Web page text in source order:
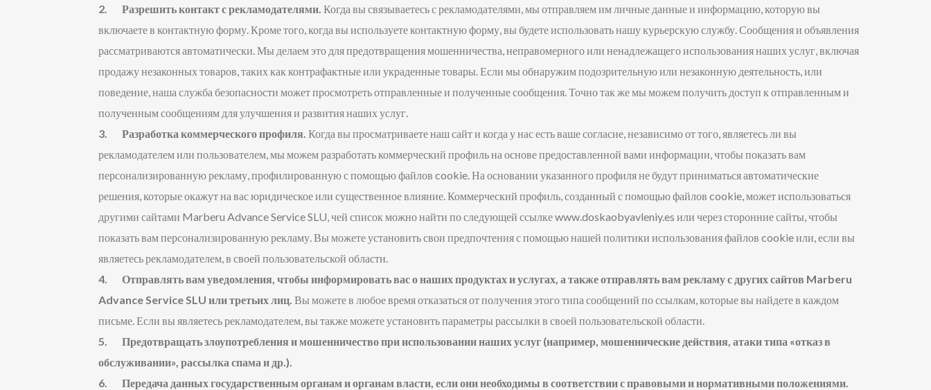
2. Разрешить контакт с рекламодателями. Когда вы связываетесь с рекламодателями, мы отправляем им личные данные и информацию, которую вы
включаете в контактную форму. Кроме того, когда вы используете контактную форму, вы будете использовать нашу курьерскую службу. Сообщения и объявления
рассматриваются автоматически. Мы делаем это для предотвращения мошенничества, неправомерного или ненадлежащего использования наших услуг, включая
продажу незаконных товаров, таких как контрафактные или украденные товары. Если мы обнаружим подозрительную или незаконную деятельность, или
поведение, наша служба безопасности может просмотреть отправленные и полученные сообщения. Точно так же мы можем получить доступ к отправленным и
полученным сообщениям для улучшения и развития наших услуг.
3. Разработка коммерческого профиля. Когда вы просматриваете наш сайт и когда у нас есть ваше согласие, независимо от того, являетесь ли вы
рекламодателем или пользователем, мы можем разработать коммерческий профиль на основе предоставленной вами информации, чтобы показать вам
персонализированную рекламу, профилированную с помощью файлов cookie. На основании указанного профиля не будут приниматься автоматические
решения, которые окажут на вас юридическое или существенное влияние. Коммерческий профиль, созданный с помощью файлов cookie, может использоваться
другими сайтами Marberu Advance Service SLU, чей список можно найти по следующей ссылке www.doskaobyavleniy.es или через сторонние сайты, чтобы
показать вам персонализированную рекламу. Вы можете установить свои предпочтения с помощью нашей политики использования файлов cookie или, если вы
являетесь рекламодателем, в своей пользовательской области.
4. Отправлять вам уведомления, чтобы информировать вас о наших продуктах и ​​услугах, а также отправлять вам рекламу с других сайтов Marberu
Advance Service SLU или третьих лиц. Вы можете в любое время отказаться от получения этого типа сообщений по ссылкам, которые вы найдете в каждом
письме. Если вы являетесь рекламодателем, вы также можете установить параметры рассылки в своей пользовательской области.
5. Предотвращать злоупотребления и мошенничество при использовании наших услуг (например, мошеннические действия, атаки типа «отказ в
обслуживании», рассылка спама и др.).
6. Передача данных государственным органам и органам власти, если они необходимы в соответствии с правовыми и нормативными положениями.